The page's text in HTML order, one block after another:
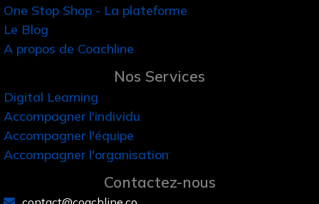
One Stop Shop - La plateforme
Le Blog
A propos de Coachline
Nos Services
Digital Learning
Accompagner l'individu
Accompagner l'équipe
Accompagner l'organisation
Contactez-nous